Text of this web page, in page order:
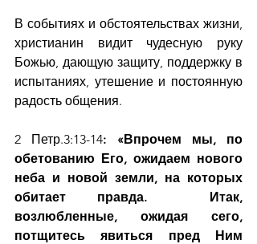
В событиях и обстоятельствах жизни,
христианин видит чудесную руку
Божью, дающую защиту, поддержку в
испытаниях, утешение и постоянную
радость общения.
2 Петр.3:13-14: «Впрочем мы, по
обетованию Его, ожидаем нового
неба и новой земли, на которых
обитает правда.  Итак,
возлюбленные, ожидая сего,
потщитесь явиться пред Ним